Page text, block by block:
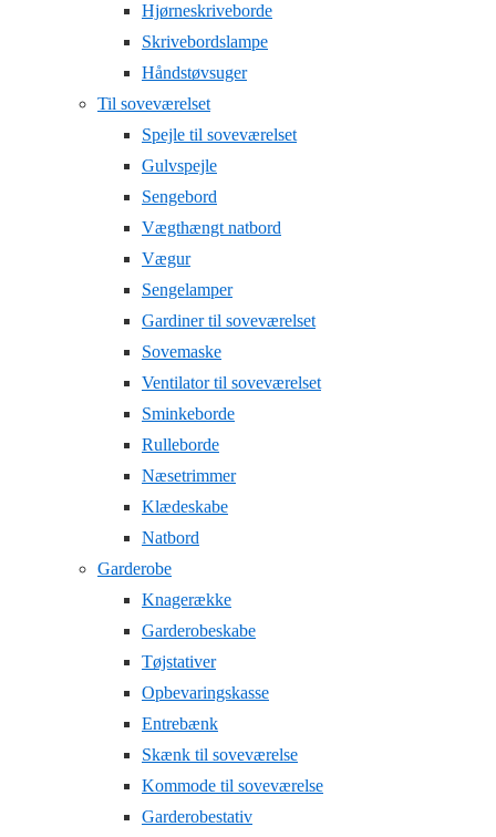
Hjørneskriveborde
Skrivebordslampe
Håndstøvsuger
Til soveværelset
Spejle til soveværelset
Gulvspejle
Sengebord
Vægthængt natbord
Vægur
Sengelamper
Gardiner til soveværelset
Sovemaske
Ventilator til soveværelset
Sminkeborde
Rulleborde
Næsetrimmer
Klædeskabe
Natbord
Garderobe
Knagerække
Garderobeskabe
Tøjstativer
Opbevaringskasse
Entrebænk
Skænk til soveværelse
Kommode til soveværelse
Garderobestativ